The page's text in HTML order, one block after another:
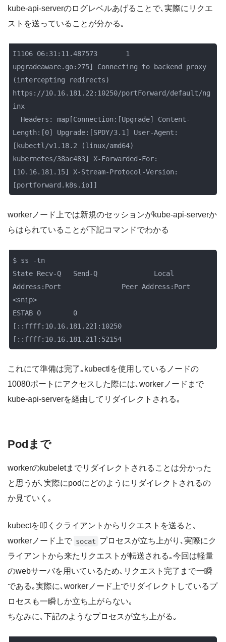
kube-api-serverのログレベルあげることで､実際にリクエ
ストを送っていることが分かる｡
I1106 06:31:11.487573       1
upgradeaware.go:275] Connecting to backend proxy
(intercepting redirects)
https://10.16.181.22:10250/portForward/default/ng
inx
Length:[0] Upgrade:[SPDY/3.1] User-Agent:
[kubectl/v1.18.2 (linux/amd64)
kubernetes/38ac483] X-Forwarded-For:
[10.16.181.15] X-Stream-Protocol-Version:
[portforward.k8s.io]]
workerノード上では新規のセッションがkube-api-serverか
らはられていることが下記コマンドでわかる
$ ss -tn
State Recv-Q   Send-Q              Local
Address:Port               Peer Address:Port
<snip>
ESTAB 0        0
[::ffff:10.16.181.22]:10250
[::ffff:10.16.181.21]:52154
これにて準備は完了｡kubectlを使用しているノードの
10080ポートにアクセスした際には､workerノードまで
kube-api-serverを経由してリダイレクトされる｡
Podまで
workerのkubeletまでリダイレクトされることは分かった
と思うが､実際にpodにどのようにリダイレクトされるの
か見ていく｡
kubectを叩くクライアントからリクエストを送ると､
workerノード上で socat プロセスが立ち上がり､実際にク
ライアントから来たリクエストが転送される｡今回は軽量
のwebサーバを用いているため､リクエスト完了まで一瞬
である｡実際に､workerノード上でリダイレクトしているプ
ロセスも一瞬しか立ち上がらない｡
ちなみに､下記のようなプロセスが立ち上がる｡